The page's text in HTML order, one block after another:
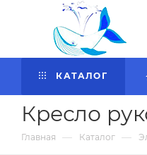
КАТАЛОГ
Кресло
Главная — Каталог —